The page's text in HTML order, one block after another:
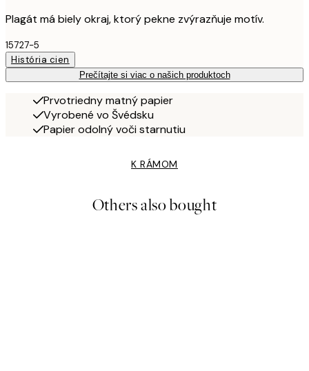
Plagát má biely okraj, ktorý pekne zvýrazňuje motív.
15727-5
História cien
Prečítajte si viac o našich produktoch
Prvotriedny matný papier
Vyrobené vo Švédsku
Papier odolný voči starnutiu
K RÁMOM
Others also bought